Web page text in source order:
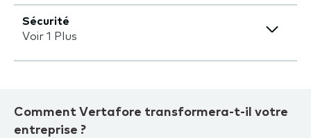
Sécurité
Voir 1 Plus
Comment Vertafore transformera-t-il votre
entreprise ?